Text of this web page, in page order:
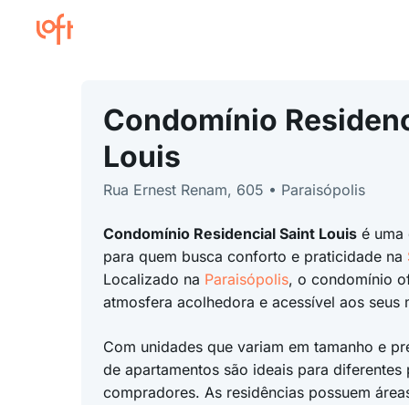
Condomínio
Louis
Rua Ernest Renam, 605 • Paraisópolis
Condomínio Residencial Saint Louisé uma
para quem busca conforto e praticidade na
Localizado na Paraisópolis, o condomínio
atmosfera acolhedora e acessível aos seus
Com unidades que variam em tamanho e
de apartamentos são ideais para diferentes
compradores. As residências possuem